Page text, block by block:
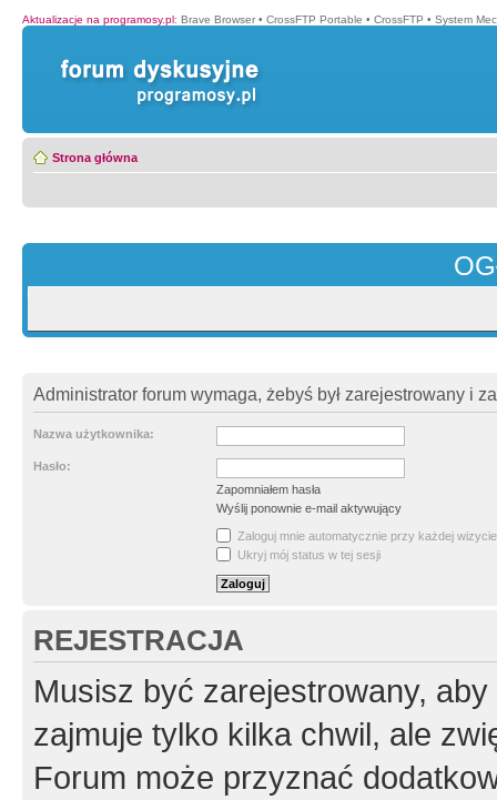
Aktualizacje na programosy.pl: Brave Browser • CrossFTP Portable • CrossFTP • System
Strona główna
Administrator forum wymaga, żebyś był zarejestrowany i
Nazwa użytkownika:
Hasło:
Zapomniałem hasła
Wyślij ponownie e-mail aktywujący
Zaloguj mnie automatycznie przy każdej wizycie
Ukryj mój status w tej sesji
REJESTRACJA
Musisz być zarejestrowany,
zajmuje tylko kilka chwil, ale
Forum może przyznać